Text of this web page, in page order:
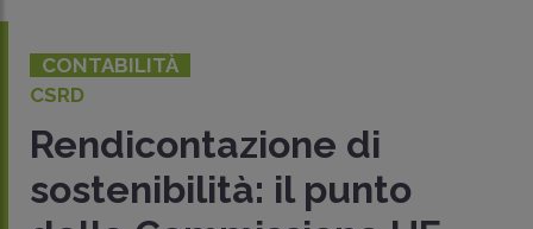
CONTABILITÀ
CSRD
Rendicontazione di
sostenibilità: il punto